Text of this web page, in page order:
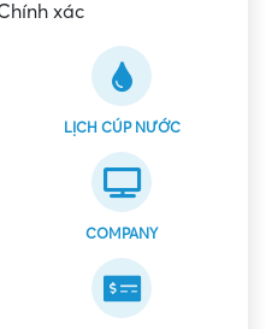
xác
LỊCH CÚP NƯỚC
COMPANY